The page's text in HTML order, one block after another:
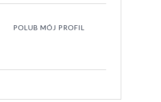
POLUB MÓJ PROFIL